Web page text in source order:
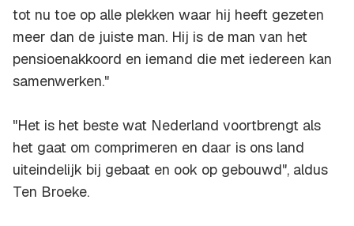
tot nu toe op alle plekken waar hij heeft gezeten
meer dan de juiste man. Hij is de man van het
pensioenakkoord en iemand die met iedereen kan
samenwerken."
"Het is het beste wat Nederland voortbrengt als
het gaat om comprimeren en daar is ons land
uiteindelijk bij gebaat en ook op gebouwd", aldus
Ten Broeke.